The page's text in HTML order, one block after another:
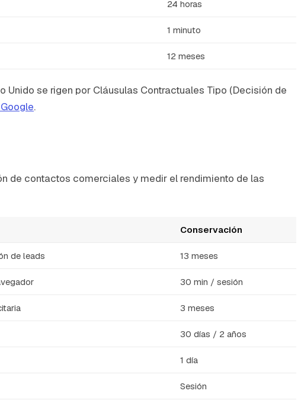
24 horas
1 minuto
12 meses
se rigen por Cláusulas Contractuales Tipo (Decisión de
.
de contactos comerciales y medir el rendimiento de las
Conservación
de leads 13 meses
30 min / sesión
3 meses
30 días / 2 años
1 día
Sesión